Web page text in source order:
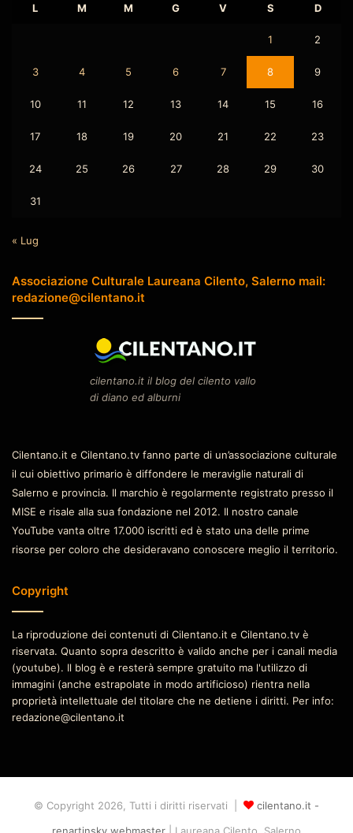
L M M G V S D
1 2
3 4 5 6 7 8 9
10 11 12 13 14 15 16
17 18 19 20 21 22 23
24 25 26 27 28 29 30
31
« Lug
Associazione Culturale Laureana Cilento, Salerno mail:
redazione@cilentano.it
cilentano.it il blog del cilento vallo
di diano ed alburni
Cilentano.it e Cilentano.tv fanno parte di un’associazione culturale
il cui obiettivo primario è diffondere le meraviglie naturali di
Salerno e provincia. Il marchio è regolarmente registrato presso il
MISE e risale alla sua fondazione nel 2012. Il nostro canale
YouTube vanta oltre 17.000 iscritti ed è stato una delle prime
risorse per coloro che desideravano conoscere meglio il territorio.
Copyright
La riproduzione dei contenuti di Cilentano.it e Cilentano.tv è
riservata. Quanto sopra descritto è valido anche per i canali media
(youtube). Il blog è e resterà sempre gratuito ma l'utilizzo di
immagini (anche estrapolate in modo artificioso) rientra nella
proprietà intellettuale del titolare che ne detiene i diritti. Per info:
redazione@cilentano.it
© Copyright 2026, Tutti i diritti riservati |
cilentano.it -